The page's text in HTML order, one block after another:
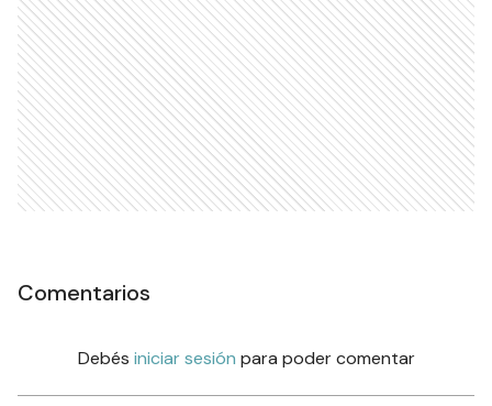
Comentarios
Debés iniciar sesión para poder comentar